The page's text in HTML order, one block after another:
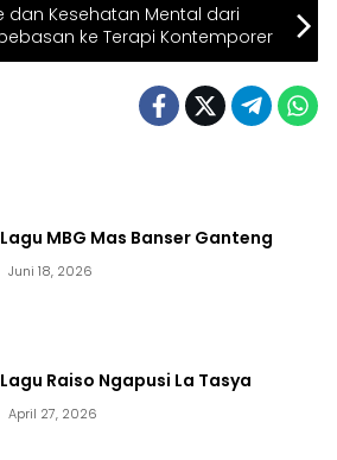
dan Kesehatan Mental dari
ke Terapi Kontemporer
MBG Mas Banser Ganteng
Juni 18, 2026
Raiso Ngapusi La Tasya
April 27, 2026